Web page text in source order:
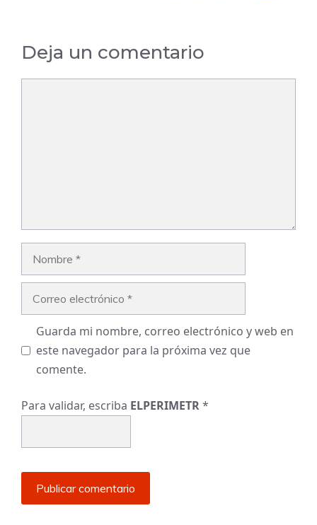
Deja un comentario
Guarda mi nombre, correo electrónico y web en
este navegador para la próxima vez que
comente.
Para validar, escriba ELPERIMETR*